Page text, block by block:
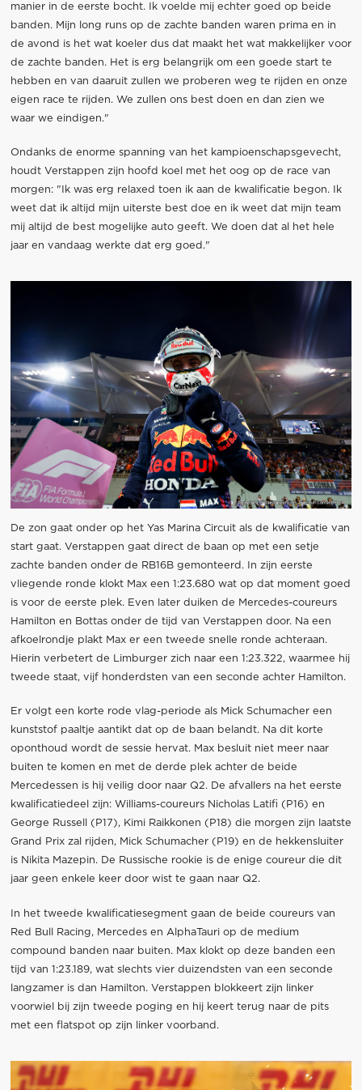
manier in de eerste bocht. Ik voelde mij echter goed op beide
banden. Mijn long runs op de zachte banden waren prima en in
de avond is het wat koeler dus dat maakt het wat makkelijker voor
de zachte banden. Het is erg belangrijk om een goede start te
hebben en van daaruit zullen we proberen weg te rijden en onze
eigen race te rijden. We zullen ons best doen en dan zien we
waar we eindigen."
Ondanks de enorme spanning van het kampioenschapsgevecht,
houdt Verstappen zijn hoofd koel met het oog op de race van
morgen: "Ik was erg relaxed toen ik aan de kwalificatie begon. Ik
weet dat ik altijd mijn uiterste best doe en ik weet dat mijn team
mij altijd de best mogelijke auto geeft. We doen dat al het hele
jaar en vandaag werkte dat erg goed."
De zon gaat onder op het Yas Marina Circuit als de kwalificatie van
start gaat. Verstappen gaat direct de baan op met een setje
zachte banden onder de RB16B gemonteerd. In zijn eerste
vliegende ronde klokt Max een 1:23.680 wat op dat moment goed
is voor de eerste plek. Even later duiken de Mercedes-coureurs
Hamilton en Bottas onder de tijd van Verstappen door. Na een
afkoelrondje plakt Max er een tweede snelle ronde achteraan.
Hierin verbetert de Limburger zich naar een 1:23.322, waarmee hij
tweede staat, vijf honderdsten van een seconde achter Hamilton.
Er volgt een korte rode vlag-periode als Mick Schumacher een
kunststof paaltje aantikt dat op de baan belandt. Na dit korte
oponthoud wordt de sessie hervat. Max besluit niet meer naar
buiten te komen en met de derde plek achter de beide
Mercedessen is hij veilig door naar Q2. De afvallers na het eerste
kwalificatiedeel zijn: Williams-coureurs Nicholas Latifi (P16) en
George Russell (P17), Kimi Raikkonen (P18) die morgen zijn laatste
Grand Prix zal rijden, Mick Schumacher (P19) en de hekkensluiter
is Nikita Mazepin. De Russische rookie is de enige coureur die dit
jaar geen enkele keer door wist te gaan naar Q2.
In het tweede kwalificatiesegment gaan de beide coureurs van
Red Bull Racing, Mercedes en AlphaTauri op de medium
compound banden naar buiten. Max klokt op deze banden een
tijd van 1:23.189, wat slechts vier duizendsten van een seconde
langzamer is dan Hamilton. Verstappen blokkeert zijn linker
voorwiel bij zijn tweede poging en hij keert terug naar de pits
met een flatspot op zijn linker voorband.